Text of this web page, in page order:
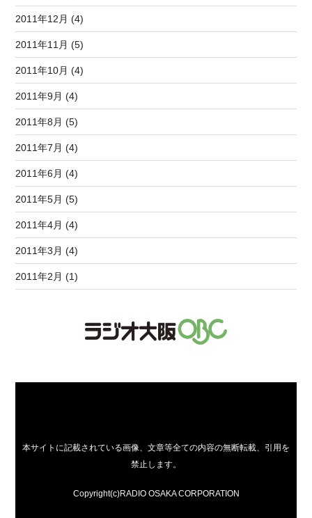
2011年12月 (4)
2011年11月 (5)
2011年10月 (4)
2011年9月 (4)
2011年8月 (5)
2011年7月 (4)
2011年6月 (4)
2011年5月 (5)
2011年4月 (4)
2011年3月 (4)
2011年2月 (1)
本サイトに記載されている画像、文章等全ての内容の無断転載、引用を
禁止します。
Copyright(c)RADIO OSAKA CORPORATION